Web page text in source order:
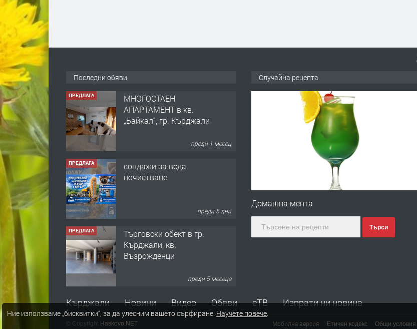
Последни обяви
ПРЕДЛАГА
МНОГОСТАЕН
АПАРТАМЕНТ в кв.
„Байкал“, гр. Кърджали
преди 1 месец
ПРЕДЛАГА
сондажи за вода
почистване
преди 5 дни
ПРЕДЛАГА
Tърговски обект в гр.
Кърджали, кв.
Възрожденци
преди 5 месеца
търсим общ работник
Случайна рецепта
Домашна мента
Търси
Кърджали Новини Видео Обяви еТВ Изпрати ни новина
© Copyright Haskovo.NET Мобилна версия Етичен кодекс Общи условия
Ние използваме „бисквитки“, за да улесним вашето сърфиране. Научете повече.